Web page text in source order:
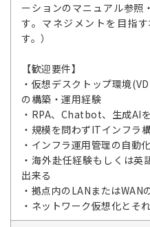
ーションのマニュアル参照
す。マネジメントを目指
す。）
【歓迎要件】
・仮想デスクトップ環境
の構築・運用経験
・RPA、Chatbot、生成AI
・規模を問わずITインフラ
・インフラ運用管理の自動
・海外赴任経験もしくは
出来る
・拠点内のLANまたは
・ネットワーク仮想化とそ